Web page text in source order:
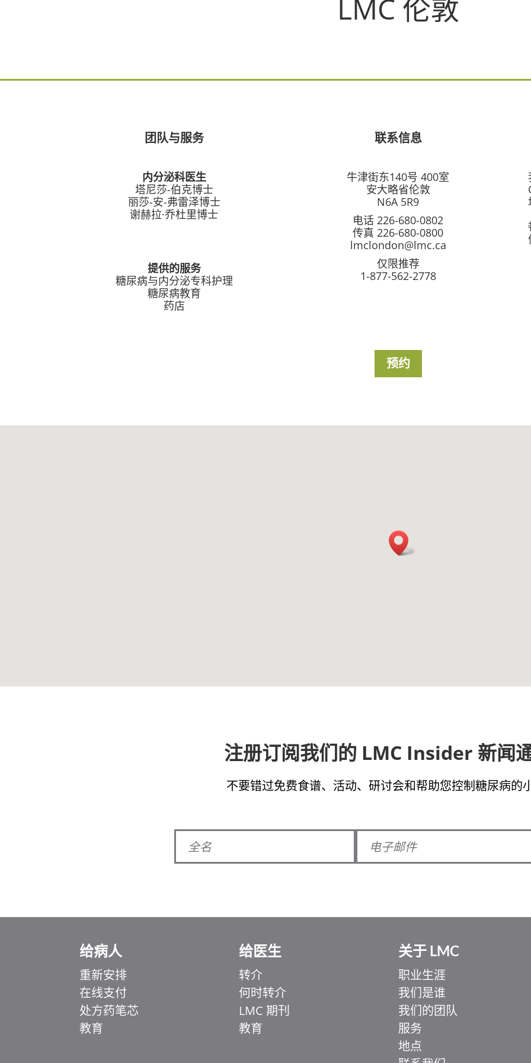
LMC 伦敦
团队与服务
内分泌科医生
塔尼莎-伯克博士
丽莎-安-弗雷泽博士
谢赫拉·乔杜里博士
提供的服务
糖尿病与内分泌专科护理
糖尿病教育
药店
联系信息
牛津街东140号 400室
安大略省伦敦
N6A 5R9
电话 226-680-0802
传真 226-680-0800
lmclondon@lmc.ca
仅限推荐
1-877-562-2778
预约
注册订阅我们的 LMC Insider 新闻通
不要错过免费食谱、活动、研讨会和帮助您控制糖尿病的
给病人
重新安排
在线支付
处方药笔芯
教育
给医生
转介
何时转介
LMC 期刊
教育
关于 LMC
职业生涯
我们是谁
我们的团队
服务
地点
हिन्दी
اردو
香港中文
Italiano
Ελληνικά